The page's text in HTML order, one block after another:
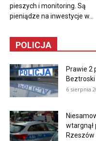
pieszych i monitoring. Są
pieniądze na inwestycje w...
POLICJA
Prawie 2
6 sierpnia
wtargnął
Rzeszów